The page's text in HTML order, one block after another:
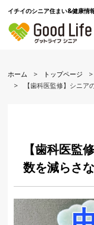
イチイのシニア住まい&健康情
ホーム トップページ
【歯科医監修】シニ
【歯科医監
数を減らさ